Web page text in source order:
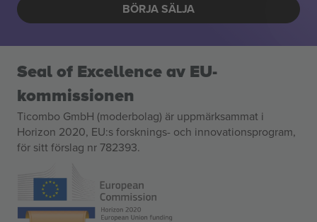
BÖRJA SÄLJA
Seal of Excellence av EU-
kommissionen
Ticombo GmbH (moderbolag) är uppmärksammat i
Horizon 2020, EU:s forsknings- och innovationsprogram,
för sitt förslag nr 782393.